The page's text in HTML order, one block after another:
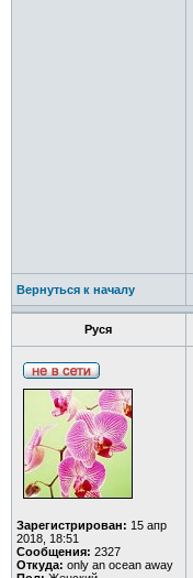
Вернуться к началу
Руся
Зарегистрирован: 15 апр
2018, 18:51
Сообщения: 2327
Откуда: only an ocean away